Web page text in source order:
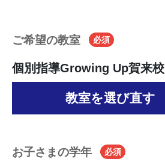
ご希望の教室 必須
個別指導Growing Up賀来校
教室を選び直す
お子さまの学年 必須